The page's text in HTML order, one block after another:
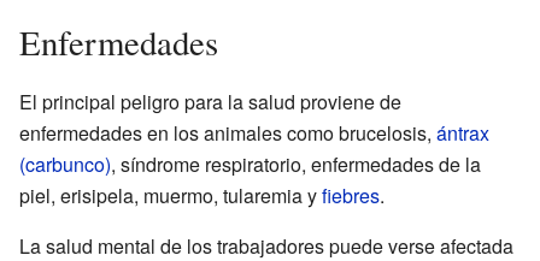
Enfermedades
El principal peligro para la salud proviene de
enfermedades en los animales como brucelosis, ántrax
(carbunco), síndrome respiratorio, enfermedades de la
piel, erisipela, muermo, tularemia yfiebres.
La salud mental de los trabajadores puede verse afectada